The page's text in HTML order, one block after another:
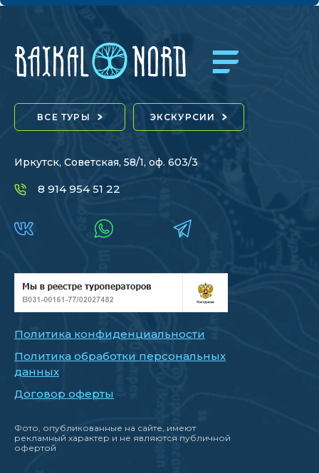
ВСЕ ТУРЫ ЭКСКУРСИИ
Иркутск, Советская, 58/1, оф. 603/3
8 914 954 51 22
Политика конфиденциальности
Политика обработки персональных
данных
Договор оферты
Фото, опубликованные на сайте, имеют
рекламный характер и не являются публичной
офертой